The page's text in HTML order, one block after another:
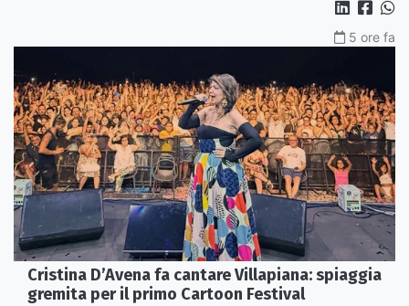
5 ore fa
Cristina D’Avena fa cantare Villapiana: spiaggia
gremita per il primo Cartoon Festival